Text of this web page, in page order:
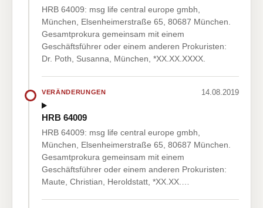
HRB 64009: msg life central europe gmbh,
München, Elsenheimerstraße 65, 80687 München.
Gesamtprokura gemeinsam mit einem
Geschäftsführer oder einem anderen Prokuristen:
Dr. Poth, Susanna, München, *XX.XX.XXXX.
VERÄNDERUNGEN 14.08.2019
HRB 64009
HRB 64009: msg life central europe gmbh,
München, Elsenheimerstraße 65, 80687 München.
Gesamtprokura gemeinsam mit einem
Geschäftsführer oder einem anderen Prokuristen:
Maute, Christian, Heroldstatt, *XX.XX.…